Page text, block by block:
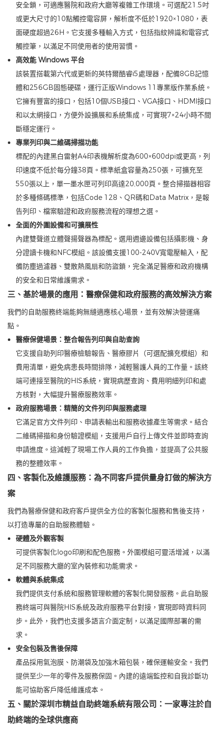
安全鎖，可適應醫院和政府大廳等複雜工作環境。可選配21.5吋
或更大尺寸的10點觸控電容屏，解析度不低於1920×1080，表
面硬度超過26H。它支援多種輸入方式，包括指紋辨識和電容式
觸控筆，以滿足不同使用者的使用習慣。
高效能 Windows 平台
該裝置搭載第六代或更新的英特爾酷睿i5處理器，配備8GB記憶
體和256GB固態硬碟，運行正版Windows 11專業版作業系統。
它擁有豐富的接口，包括10個USB接口、VGA接口、HDMI接口
和以太網接口，方便外設擴展和系統集成，可實現7×24小時不間
斷穩定運行。
專業列印與二維碼掃描功能
標配的內建黑白雷射A4印表機解析度為600×600dpi或更高，列
印速度不低於每分鐘38頁。標準紙盒容量為250張，可擴充至
550張以上，單一墨水匣可列印高達20,000頁。整合掃描器相容
於多種條碼標準，包括Code 128、QR碼和Data Matrix，是報
告列印、檔案驗證和政府服務流程的理想之選。
全面的外圍設備和可擴展性
內建雙聲道立體聲揚聲器為標配。選用週邊設備包括攝影機、身
分證讀卡機和NFC模組。該設備支援100-240V寬電壓輸入，配
備防塵過濾器、雙散熱風扇和防盜鎖，完全滿足醫療和政府機構
的安全和日常維護需求。
三、基於場景的應用：醫療保健和政府服務的高效解決方案
我們的自助服務終端能夠無縫適應核心場景，並有效解決營運痛
點。
醫療保健場景：整合報告列印與自助查詢
它支援自助列印醫療檢驗報告、醫療膠片（可選配擴充模組）和
費用清單，避免病患長時間排隊，減輕醫護人員的工作量。該終
端可連接至醫院的HIS系統，實現病歷查詢、費用明細列印和處
方核對，大幅提升醫療服務效率。
政府服務場景：精簡的文件列印與服務處理
它滿足官方文件列印、申請表輸出和服務收據產生等需求。結合
二維碼掃描和身份驗證模組，支援用戶自行上傳文件並即時查詢
申請進度。這減輕了現場工作人員的工作負擔，並提高了公共服
務的整體效率。
四、客製化及維護服務：為不同客戶提供量身訂做的解決方
案
我們為醫療保健和政府客戶提供全方位的客製化服務和售後支持，
以打造專屬的自助服務體驗。
硬體及外觀客製
可提供客製化logo印刷和配色服務。外圍模組可靈活增減，以滿
足不同服務大廳的室內裝修和功能需求。
軟體與系統集成
我們提供支付系統和服務管理軟體的客製化開發服務。此自助服
務終端可與醫院HIS系統及政府服務平台對接，實現即時資料同
步。此外，我們也支援多語言介面定制，以滿足國際部署的需
求。
安全包裝及售後保障
產品採用氣泡膜、防潮袋及加強木箱包裝，確保運輸安全。我們
提供至少一年的零件及服務保固。內建的遠端監控和自我診斷功
能可協助客戶降低維護成本。
五、關於深圳市精益自助終端系統有限公司：一家專注於自
助終端的全球供應商